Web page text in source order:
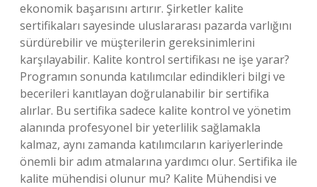
ekonomik başarısını artırır. Şirketler kalite
sertifikaları sayesinde uluslararası pazarda varlığını
sürdürebilir ve müşterilerin gereksinimlerini
karşılayabilir. Kalite kontrol sertifikası ne işe yarar?
Programın sonunda katılımcılar edindikleri bilgi ve
becerileri kanıtlayan doğrulanabilir bir sertifika
alırlar. Bu sertifika sadece kalite kontrol ve yönetim
alanında profesyonel bir yeterlilik sağlamakla
kalmaz, aynı zamanda katılımcıların kariyerlerinde
önemli bir adım atmalarına yardımcı olur. Sertifika ile
kalite mühendisi olunur mu? Kalite Mühendisi ve